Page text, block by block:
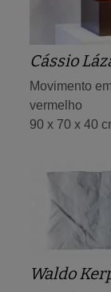
Cássio
Movimento
vermelho
90 x 70 x 40
Waldo